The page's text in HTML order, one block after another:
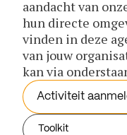
aandacht van
hun directe
vinden in deze
van jouw
kan via
Activiteit
Toolkit